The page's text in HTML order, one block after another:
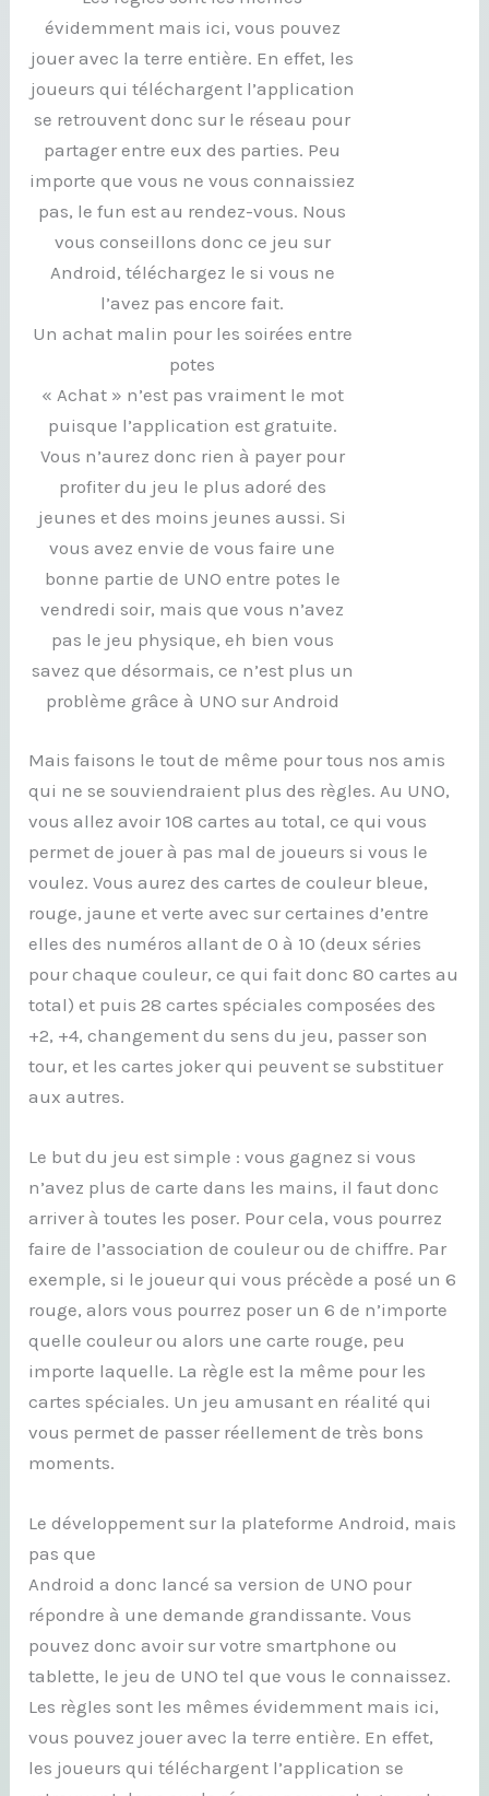
évidemment mais ici, vous pouvez
jouer avec la terre entière. En effet, les
joueurs qui téléchargent l’application
se retrouvent donc sur le réseau pour
partager entre eux des parties. Peu
importe que vous ne vous connaissiez
pas, le fun est au rendez-vous. Nous
vous conseillons donc ce jeu sur
Android, téléchargez le si vous ne
l’avez pas encore fait.
Un achat malin pour les soirées entre
potes
« Achat » n’est pas vraiment le mot
puisque l’application est gratuite.
Vous n’aurez donc rien à payer pour
profiter du jeu le plus adoré des
jeunes et des moins jeunes aussi. Si
vous avez envie de vous faire une
bonne partie de UNO entre potes le
vendredi soir, mais que vous n’avez
pas le jeu physique, eh bien vous
savez que désormais, ce n’est plus un
problème grâce à UNO sur Android
Mais faisons le tout de même pour tous nos amis
qui ne se souviendraient plus des règles. Au UNO,
vous allez avoir 108 cartes au total, ce qui vous
permet de jouer à pas mal de joueurs si vous le
voulez. Vous aurez des cartes de couleur bleue,
rouge, jaune et verte avec sur certaines d’entre
elles des numéros allant de 0 à 10 (deux séries
pour chaque couleur, ce qui fait donc 80 cartes au
total) et puis 28 cartes spéciales composées des
+2, +4, changement du sens du jeu, passer son
tour, et les cartes joker qui peuvent se substituer
aux autres.
Le but du jeu est simple : vous gagnez si vous
n’avez plus de carte dans les mains, il faut donc
arriver à toutes les poser. Pour cela, vous pourrez
faire de l’association de couleur ou de chiffre. Par
exemple, si le joueur qui vous précède a posé un 6
rouge, alors vous pourrez poser un 6 de n’importe
quelle couleur ou alors une carte rouge, peu
importe laquelle. La règle est la même pour les
cartes spéciales. Un jeu amusant en réalité qui
vous permet de passer réellement de très bons
moments.
Le développement sur la plateforme Android, mais
pas que
Android a donc lancé sa version de UNO pour
répondre à une demande grandissante. Vous
pouvez donc avoir sur votre smartphone ou
tablette, le jeu de UNO tel que vous le connaissez.
Les règles sont les mêmes évidemment mais ici,
vous pouvez jouer avec la terre entière. En effet,
les joueurs qui téléchargent l’application se